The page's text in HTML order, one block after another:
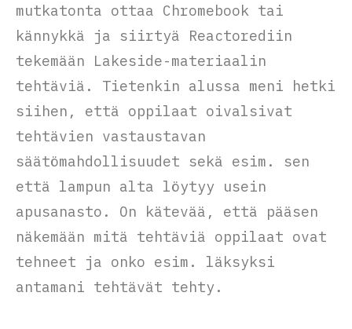
mutkatonta ottaa Chromebook tai
kännykkä ja siirtyä Reactorediin
tekemään Lakeside-materiaalin
tehtäviä. Tietenkin alussa meni hetki
siihen, että oppilaat oivalsivat
tehtävien vastaustavan
säätömahdollisuudet sekä esim. sen
että lampun alta löytyy usein
apusanasto. On kätevää, että pääsen
näkemään mitä tehtäviä oppilaat ovat
tehneet ja onko esim. läksyksi
antamani tehtävät tehty.